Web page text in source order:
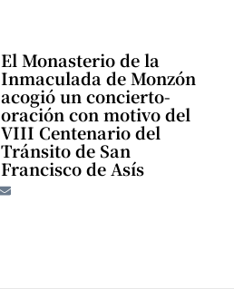
El Monasterio de la
Inmaculada de Monzón
acogió un concierto-
oración con motivo del
VIII Centenario del
Tránsito de San
Francisco de Asís